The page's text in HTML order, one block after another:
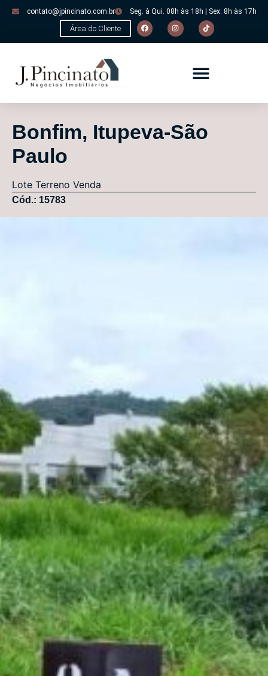
contato@jpincinato.com.br Seg. à Qui. 08h às 18h | Sex. 8h às 17h
Área do Cliente
Bonfim, Itupeva-São
Paulo
Lote Terreno Venda
Cód.: 15783